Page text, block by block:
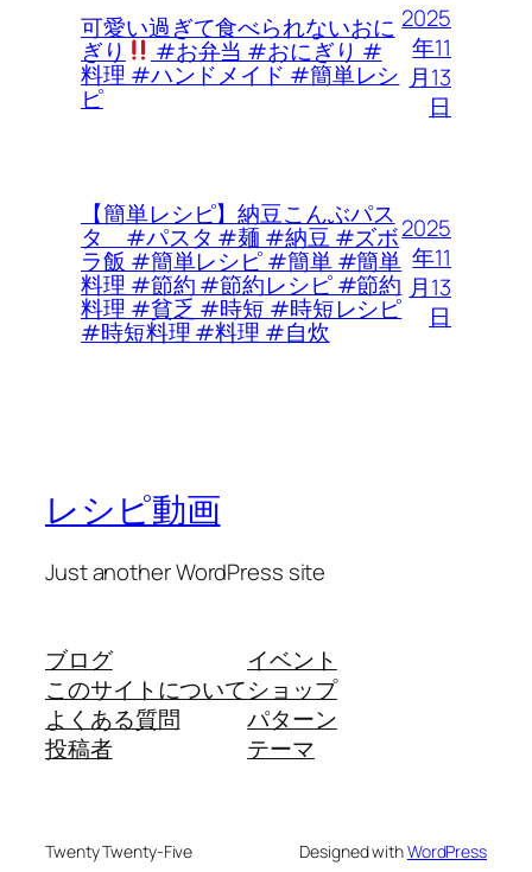
可愛い過ぎて食べられないおに
ぎり #お弁当 #おにぎり #
料理 #ハンドメイド #簡単レシ
ピ
2025
年11
月13
日
【簡単レシピ】納豆こんぶパス
タ #パスタ #麺 #納豆 #ズボ
ラ飯 #簡単レシピ #簡単 #簡単
料理 #節約 #節約レシピ #節約
料理 #貧乏 #時短 #時短レシピ
#時短料理 #料理 #自炊
2025
年11
月13
日
レシピ動画
Just another WordPress site
ブログ
このサイトについて
よくある質問
投稿者
イベント
ショップ
パターン
テーマ
Twenty Twenty-Five Designed withWordPress